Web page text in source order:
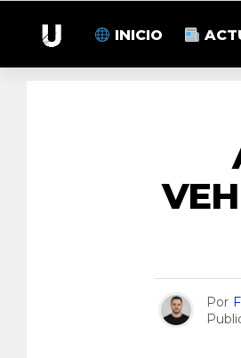
INICIO
Por